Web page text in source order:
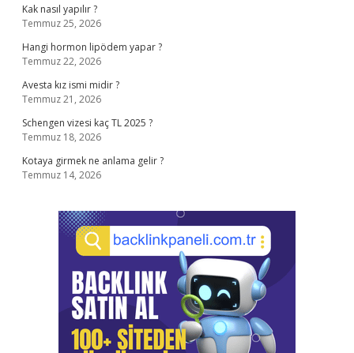
Kak nasıl yapılır ?
Temmuz 25, 2026
Hangi hormon lipödem yapar ?
Temmuz 22, 2026
Avesta kız ismi midir ?
Temmuz 21, 2026
Schengen vizesi kaç TL 2025 ?
Temmuz 18, 2026
Kotaya girmek ne anlama gelir ?
Temmuz 14, 2026